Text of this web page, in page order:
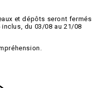
et dépôts seront fermés
du 03/08 au 21/08